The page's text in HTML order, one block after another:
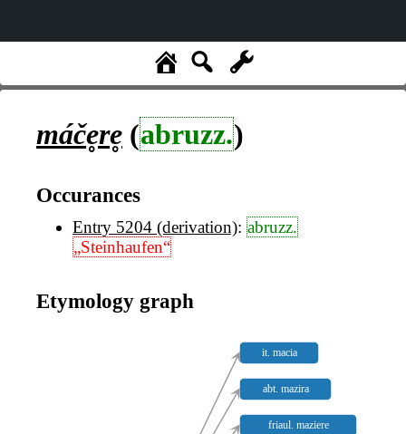
máče̥re̥ (abruzz.)
Occurances
Entry 5204 (derivation): abruzz.
„Steinhaufen“
Etymology graph
it. macia
abt. mazira
friaul. maziere